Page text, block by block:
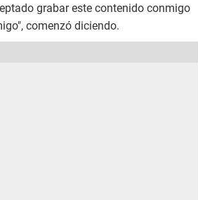
grabar este contenido conmigo
comenzó diciendo.